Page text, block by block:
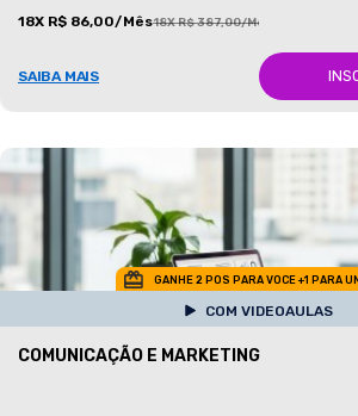
18X R$ 86,00/Mês18X R$ 387,00/Mês
SAIBA MAIS
GANHE 2 POS PARA VOCE +1 PARA
COM VIDEOAULAS
COMUNICAÇÃO E MARKETING